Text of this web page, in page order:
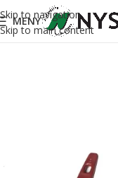
Skip to navigation
Skip to main content
MENY